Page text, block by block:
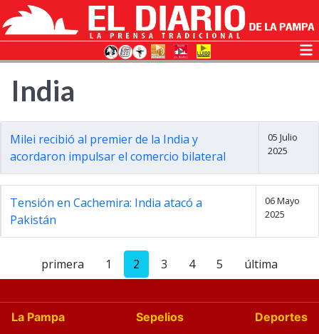
India
Milei recibió al premier de la India y
acordaron impulsar el comercio bilateral
05 Julio
2025
Tensión en Cachemira: India atacó a
Pakistán
06 Mayo
2025
primera 1 2 3 4 5 última
La Pampa Sepelios
Deportes